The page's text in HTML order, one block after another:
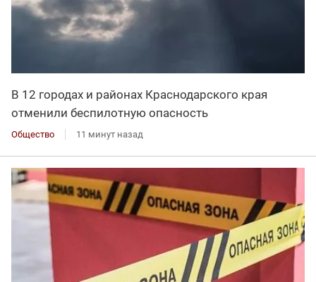
В 12 городах и районах Краснодарского края
отменили беспилотную опасность
Общество 11 минут назад